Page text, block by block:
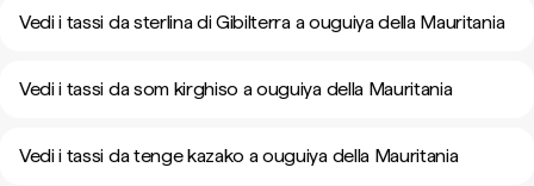
Vedi i tassi da sterlina di Gibilterra a ouguiya della Mauritania
Vedi i tassi da som kirghiso a ouguiya della Mauritania
Vedi i tassi da tenge kazako a ouguiya della Mauritania